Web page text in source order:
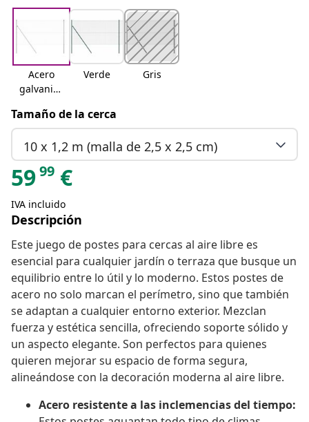
Acero
galvaniza
Verde Gris
Tamaño de la cerca
10 x 1,2 m (malla de 2,5 x 2,5 cm)
5999 €
IVA incluido
Descripción
Este juego de postes para cercas al aire libre es
esencial para cualquier jardín o terraza que busque un
equilibrio entre lo útil y lo moderno. Estos postes de
acero no solo marcan el perímetro, sino que también
se adaptan a cualquier entorno exterior. Mezclan
fuerza y estética sencilla, ofreciendo soporte sólido y
un aspecto elegante. Son perfectos para quienes
quieren mejorar su espacio de forma segura,
alineándose con la decoración moderna al aire libre.
Acero resistente a las inclemencias del tiempo: